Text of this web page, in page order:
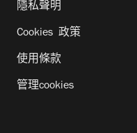
隱私聲明
Cookies 政策
使用條款
管理cookies